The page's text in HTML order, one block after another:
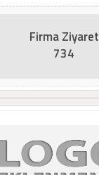
Firma Ziyaret
734